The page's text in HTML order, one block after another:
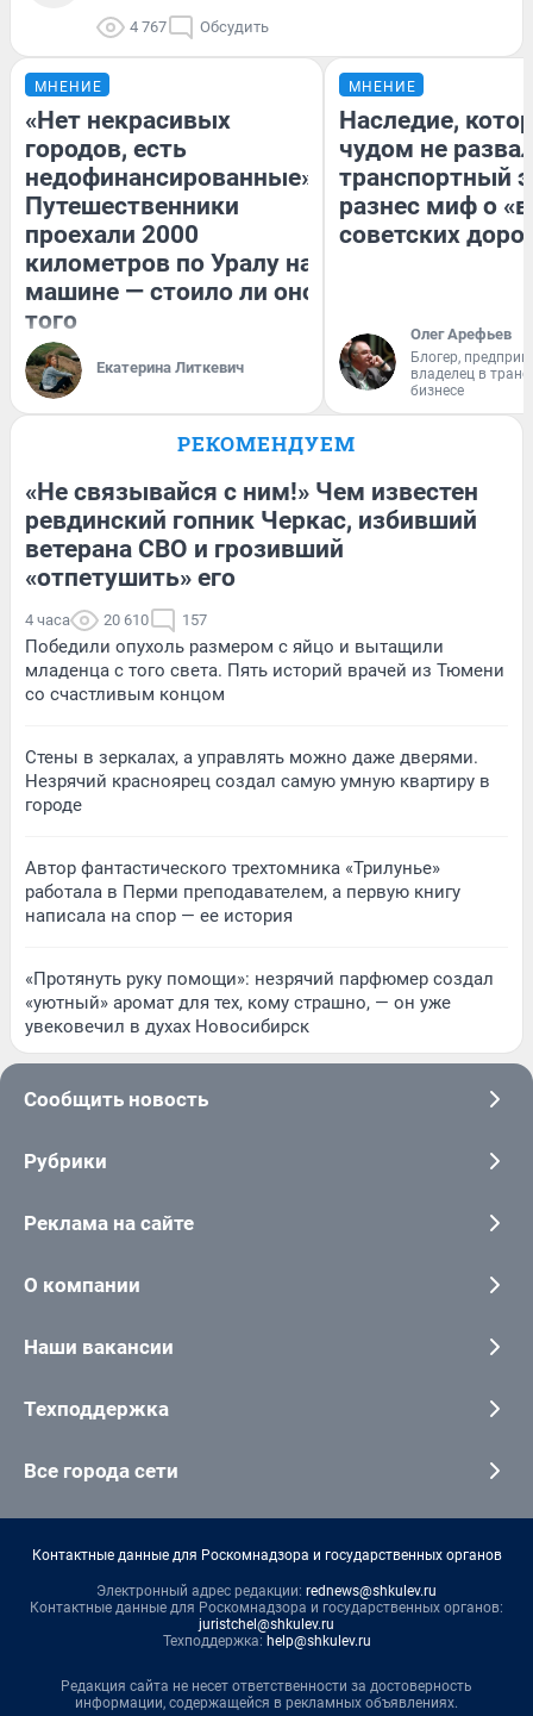
4 767 Обсудить
МНЕНИЕ
«Нет некрасивых
городов, есть
недофинансированные».
Путешественники
проехали 2000
километров по Уралу на
машине — стоило ли оно
того
Екатерина Литкевич
МНЕНИЕ
Наследие,
чудом не
транспортный
разнес миф о
советских
Олег Арефьев
Блогер,
владелец в
бизнесе
РЕКОМЕНДУЕМ
«Не связывайся с ним!» Чем известен
ревдинский гопник Черкас, избивший
ветерана СВО и грозивший
«отпетушить» его
4 часа 20 610 157
Победили опухоль размером с яйцо и вытащили
младенца с того света. Пять историй врачей из Тюмени
со счастливым концом
Стены в зеркалах, а управлять можно даже дверями.
Незрячий красноярец создал самую умную квартиру в
городе
Автор фантастического трехтомника «Трилунье»
работала в Перми преподавателем, а первую книгу
написала на спор — ее история
«Протянуть руку помощи»: незрячий парфюмер создал
«уютный» аромат для тех, кому страшно, — он уже
увековечил в духах Новосибирск
Сообщить новость
Рубрики
Реклама на сайте
О компании
Наши вакансии
Техподдержка
Все города сети
Контактные данные для Роскомнадзора и государственных органов
Электронный адрес редакции: rednews@shkulev.ru
Контактные данные для Роскомнадзора и государственных органов:
juristchel@shkulev.ru
Техподдержка: help@shkulev.ru
Редакция сайта не несет ответственности за достоверность
информации, содержащейся в рекламных объявлениях.